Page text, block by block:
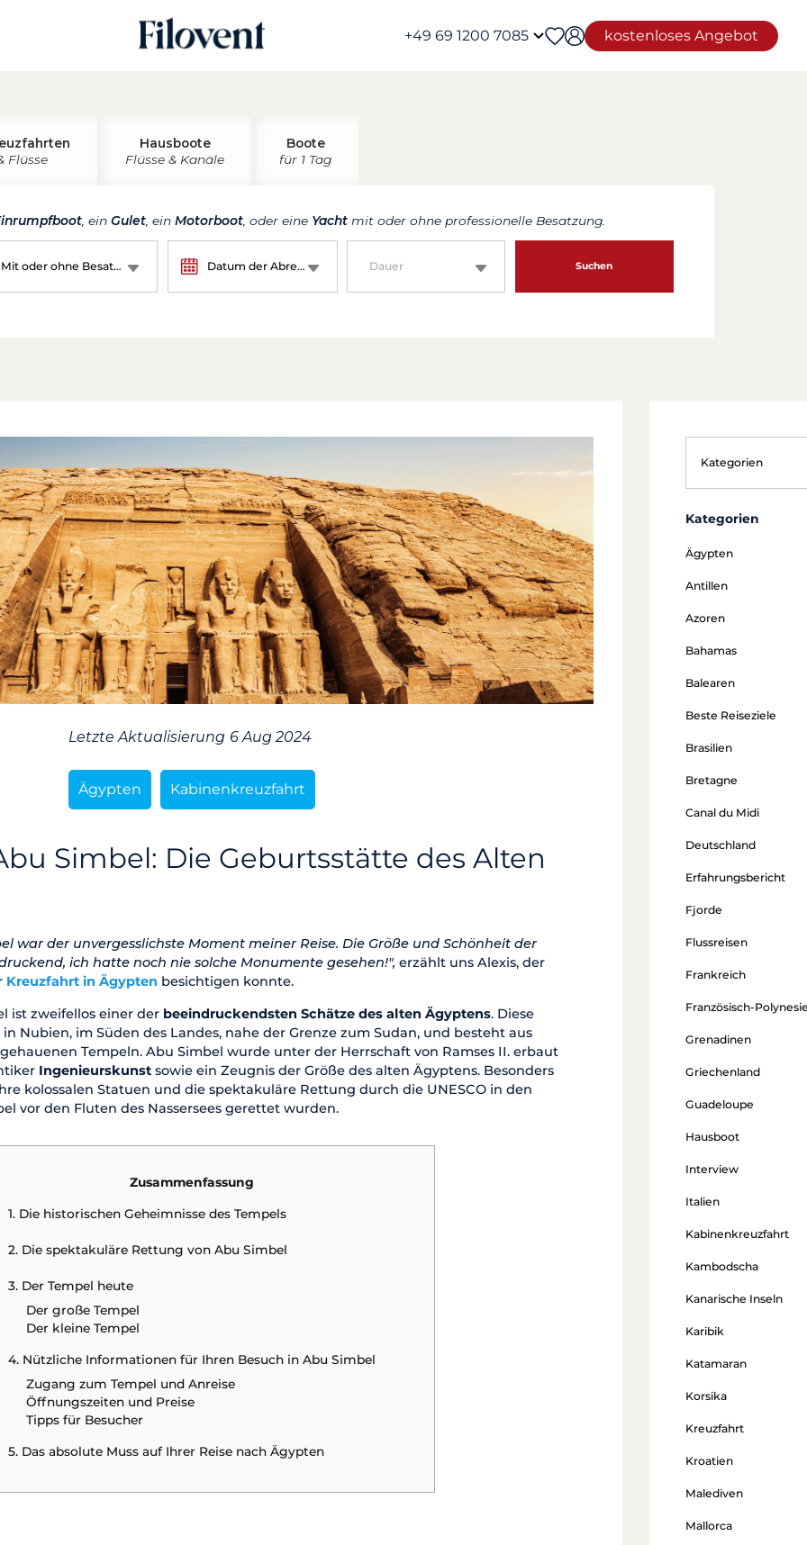
+49 69 1200 7085 kostenloses Angebot
Flüsse
Hausboote
Flüsse & Kanäle
Boote
für 1 Tag
, ein Gulet , ein Motorboot , oder eine Yacht mit oder ohne professionelle Besatzung.
Mit oder ohne Besatzung? Datum der Abreise Dauer Suchen
Letzte Aktualisierung 6 Aug 2024
Ägypten Kabinenkreuzfahrt
Simbel: Die Geburtsstätte des Alten
war der unvergesslichste Moment meiner Reise. Die Größe und Schönheit der
ich hatte noch nie solche Monumente gesehen!", erzählt uns Alexis, der
Kreuzfahrt in Ägypten besichtigen konnte.
ist zweifellos einer der beeindruckendsten Schätze des alten Ägyptens. Diese
Nubien, im Süden des Landes, nahe der Grenze zum Sudan, und besteht aus
Tempeln. Abu Simbel wurde unter der Herrschaft von Ramses II. erbaut
Ingenieurskunst sowie ein Zeugnis der Größe des alten Ägyptens. Besonders
kolossalen Statuen und die spektakuläre Rettung durch die UNESCO in den
vor den Fluten des Nassersees gerettet wurden.
Zusammenfassung
1. Die historischen Geheimnisse des Tempels
2. Die spektakuläre Rettung von Abu Simbel
3. Der Tempel heute
Der große Tempel
Der kleine Tempel
4. Nützliche Informationen für Ihren Besuch in Abu Simbel
Zugang zum Tempel und Anreise
Öffnungszeiten und Preise
Tipps für Besucher
5. Das absolute Muss auf Ihrer Reise nach Ägypten
Kategorien
Ägypten
Antillen
Azoren
Bahamas
Balearen
Beste Reiseziele
Brasilien
Bretagne
Canal du Midi
Deutschland
Erfahrungsbericht
Fjorde
Flussreisen
Frankreich
Französisch-
Grenadinen
Griechenland
Guadeloupe
Hausboot
Interview
Italien
Kabinenkreuzfahrt
Kambodscha
Kanarische Inseln
Karibik
Katamaran
Korsika
Kreuzfahrt
Kroatien
Malediven
Mallorca